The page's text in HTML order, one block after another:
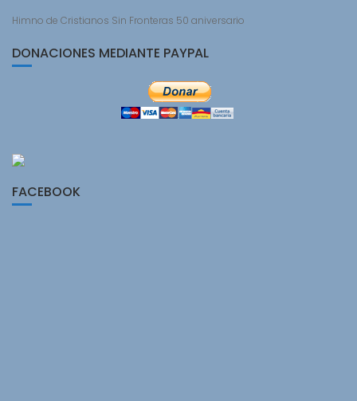
Himno de Cristianos Sin Fronteras 50 aniversario
DONACIONES MEDIANTE PAYPAL
FACEBOOK